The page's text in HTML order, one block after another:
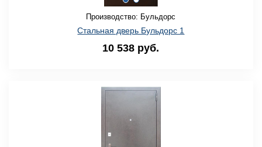
Производство: Бульдорс
Стальная дверь Бульдорс 1
10 538 руб.